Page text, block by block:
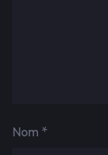
Nom *